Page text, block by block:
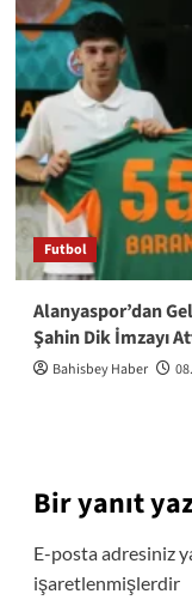
Futbol
Alanyaspor’dan
Şahin Dik İmzayı
Bahisbey Haber
Bir yanıt
E-posta adresiniz
işaretlenmişlerdir